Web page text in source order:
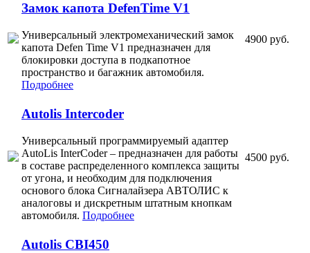
Замок капота DefenTime V1
Универсальный электромеханический замок
капота Defen Time V1 предназначен для
блокировки доступа в подкапотное
пространство и багажник автомобиля.
Подробнее
4900 руб.
Autolis Intercoder
Универсальный программируемый адаптер
AutoLis InterCoder – предназначен для работы
в составе распределенного комплекса защиты
от угона, и необходим для подключения
основого блока Сигналайзера АВТОЛИС к
аналоговы и дискретным штатным кнопкам
автомобиля. Подробнее
4500 руб.
Autolis CBI450